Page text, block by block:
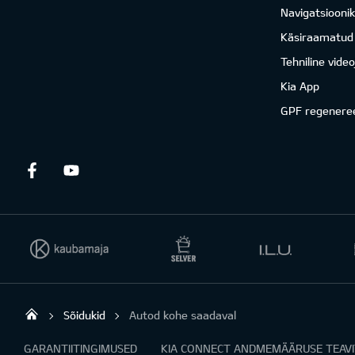
Käsiraamatud
Tehniline
Kia App
GPF
Facebook
Viking Motors - Kia müük, hooldus ja
Sõidukid Autod kohe saadaval
GARANTIITINGIMUSED KIA CONNECT ANDMEMÄÄRUSE